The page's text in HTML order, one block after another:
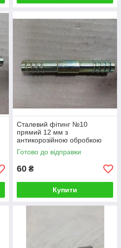
Сталевий фітинг №10
прямий 12 мм з
антикорозійною обробкою
Готово до відправки
60 ₴
Купити